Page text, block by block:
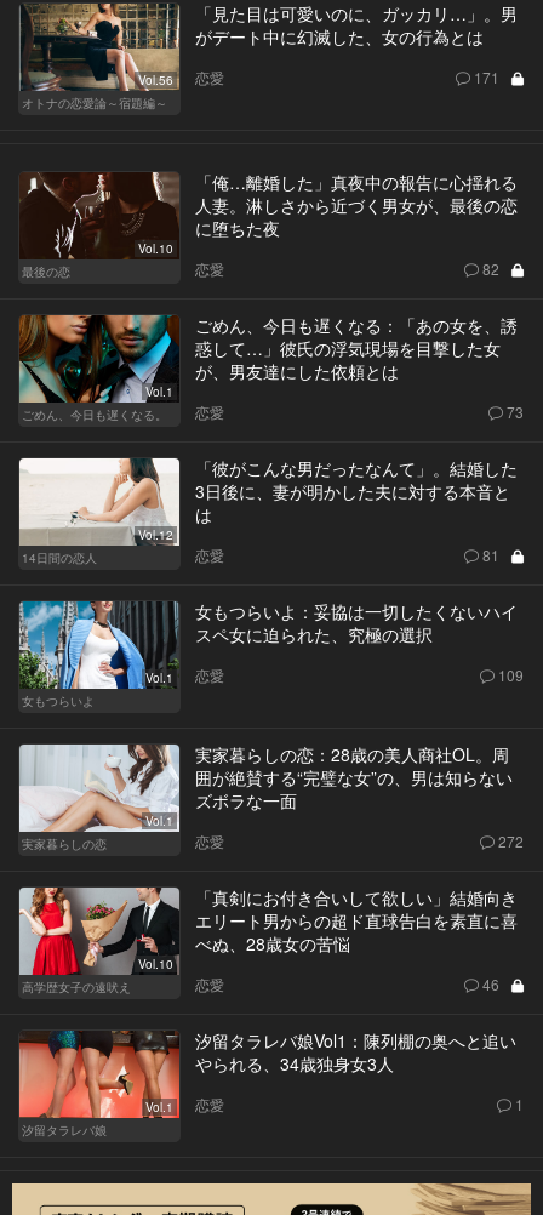
Vol.56
オトナの恋愛論～宿題編～
「見た目は可愛いのに、ガッカリ…」。男
がデート中に幻滅した、女の行為とは
恋愛 171
Vol.10
最後の恋
「俺…離婚した」真夜中の報告に心揺れる
人妻。淋しさから近づく男女が、最後の恋
に堕ちた夜
恋愛 82
Vol.1
ごめん、今日も遅くなる。
ごめん、今日も遅くなる：「あの女を、誘
惑して…」彼氏の浮気現場を目撃した女
が、男友達にした依頼とは
恋愛 73
Vol.12
14日間の恋人
「彼がこんな男だったなんて」。結婚した
3日後に、妻が明かした夫に対する本音と
は
恋愛 81
Vol.1
女もつらいよ
女もつらいよ：妥協は一切したくないハイ
スペ女に迫られた、究極の選択
恋愛 109
Vol.1
実家暮らしの恋
実家暮らしの恋：28歳の美人商社OL。周
囲が絶賛する“完璧な女”の、男は知らない
ズボラな一面
恋愛 272
Vol.10
高学歴女子の遠吠え
「真剣にお付き合いして欲しい」結婚向き
エリート男からの超ド直球告白を素直に喜
べぬ、28歳女の苦悩
恋愛 46
Vol.1
汐留タラレバ娘
汐留タラレバ娘Vol1：陳列棚の奥へと追い
やられる、34歳独身女3人
恋愛 1